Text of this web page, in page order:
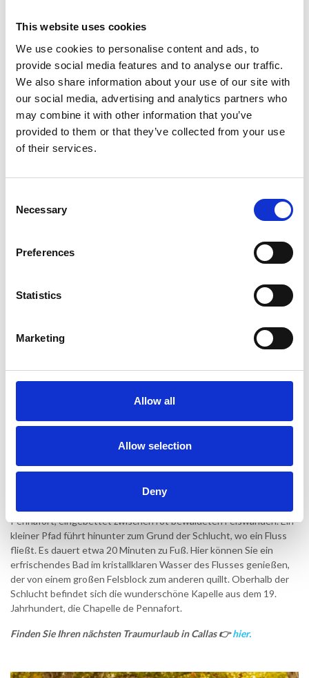
This website uses cookies
We use cookies to personalise content and ads, to
provide social media features and to analyse our traffic.
We also share information about your use of our site with
our social media, advertising and analytics partners who
may combine it with other information that you’ve
provided to them or that they’ve collected from your use
of their services.
Selection
Necessary
Preferences
Statistics
Marketing
Allow all
Allow selection
Deny
Urlaub in Callas
Callas ist ein kleines, malerisches mittelalterliches Dorf auf einem
Hügel im Herzen der Provence, 14 km östlich von Draguignan und
Hier gibt es alles, was Sie brauchen, darunter Restaurants, Cafés,
Lebensmittelladen, Bäcker, Metzger und ein Tourismusbüro.
engen, verwinkelten Gassen, gepflasterten Treppenstraßen und
kleinen Plätzen mit Springbrunnen. Callas bietet nicht die sehr
großen Sehenswürdigkeiten, interessant sind jedoch u.a. das alte
Rathaus von 1623 mit seinem typischen schmiedeeisernen
Jahrhundert, Pontevès. An der Spitze der Stadt können Sie die
zum Mittelmeer bewundern. In den Cafés am Hauptplatz der Stadt
versammeln sich Touristen und Einheimische im Schatten der
Unterhalb der Stadt befindet sich eine alte Olivenmühle (moulin à
handgemachte Produkte aus Olivenholz und Ton verkauft. Das alte
Mühlrad funktioniert nicht mehr, aber der Metallrahmen ist schön
Pennafort, eingebettet zwischen rot bewaldeten Felswänden. Ein
kleiner Pfad führt hinunter zum Grund der Schlucht, wo ein Fluss
fließt. Es dauert etwa 20 Minuten zu Fuß. Hier können Sie ein
erfrischendes Bad im kristallklaren Wasser des Flusses genießen,
der von einem großen Felsblock zum anderen quillt. Oberhalb der
Schlucht befindet sich die wunderschöne Kapelle aus dem 19.
Jahrhundert, die Chapelle de Pennafort.
Finden Sie Ihren nächsten Traumurlaub in Callas👉hier.